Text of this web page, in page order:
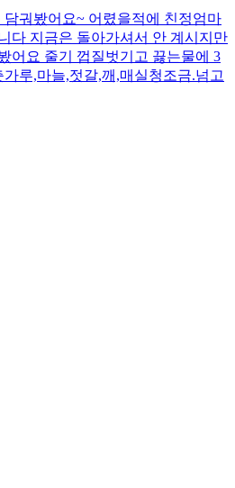
궈봤어요~ 어렸을적에 친정엄마
다 지금은 돌아가셔서 안 계시지만
어요 줄기 껍질벗기고 끓는물에 3
루,마늘,젓갈,깨,매실청조금.넘고